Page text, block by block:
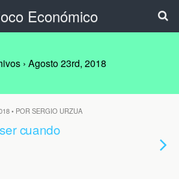
Económico
› Agosto 23rd, 2018
• POR SERGIO URZUA
cuando